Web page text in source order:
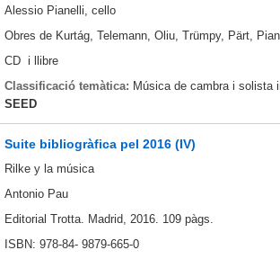
Alessio Pianelli, cello
Obres de Kurtág, Telemann, Oliu, Trümpy, Pärt,
CD i llibre
Classificació temàtica: Música de cambra i solista
SEED
Suite bibliogràfica pel 2016 (IV)
Rilke y la música
Antonio Pau
Editorial Trotta. Madrid, 2016. 109 pàgs.
ISBN: 978-84- 9879-665-0